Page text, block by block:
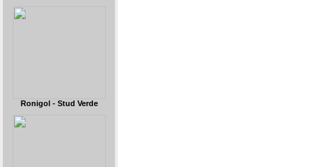
Ronigol - Stud Verde